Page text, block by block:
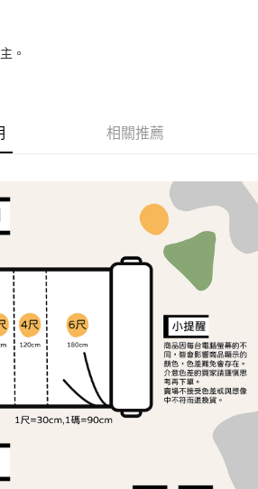
不需綁卡、不需儲值。
後，再付款。
程】
先享後付」後，將跳轉至「AFTEE先享後付」
確認金額後，即可完成結帳。
收到繳費通知簡訊。
天內，點擊此簡訊中的連結，可透過四大超商／
進行付款，方視為交易完成。
不需立刻繳費，但若您需要取消訂單，請聯絡
意取消之訂單仍視為有效，需透過AFTEE先享
先享後付 」之結帳頁面顯示為準，若有關於
消欲退款等相關疑問，請聯繫「AFTEE先享後付
support/home
限公司提供之「AFTEE先享後付」服務完成之交
內提供個人資料，並將交易相關給付款項請求債
司。
含以上)免運費
含以上)免運費
含以上)免運費
。
相關推薦